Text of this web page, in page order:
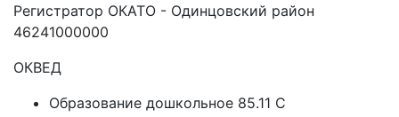
Регистратор ОКАТО - Одинцовский район
46241000000
ОКВЕД
Образование дошкольное 85.11 C